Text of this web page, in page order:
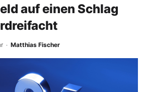
auf einen Schlag
· Matthias Fischer